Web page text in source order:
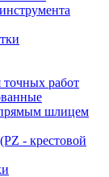
точных работ
шлицем
- крестовой